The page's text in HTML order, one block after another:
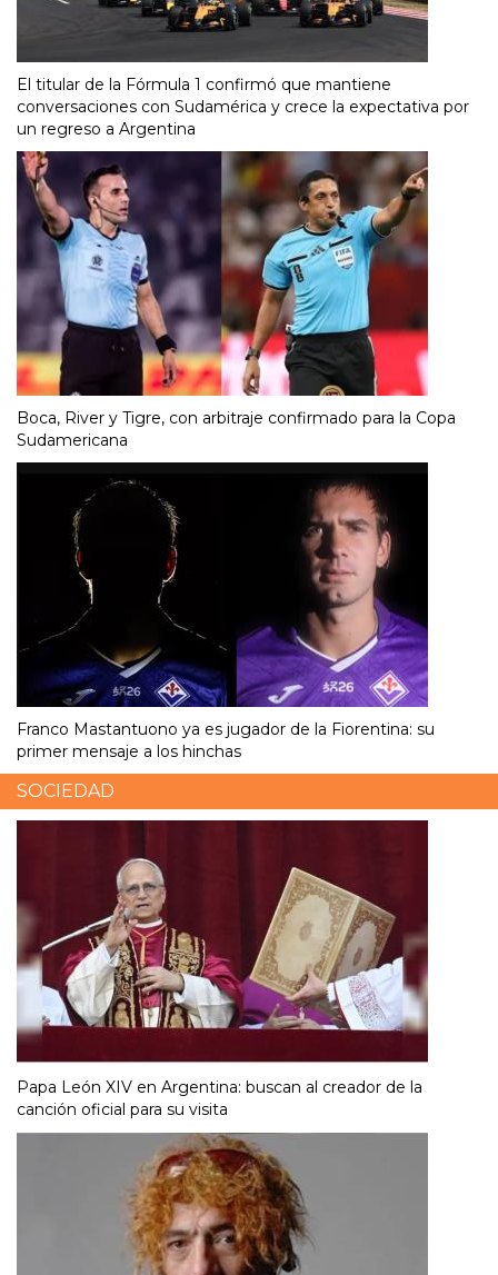
El titular de la Fórmula 1 confirmó que mantiene
conversaciones con Sudamérica y crece la expectativa por
un regreso a Argentina
Boca, River y Tigre, con arbitraje confirmado para la Copa
Sudamericana
Franco Mastantuono ya es jugador de la Fiorentina: su
primer mensaje a los hinchas
SOCIEDAD
Papa León XIV en Argentina: buscan al creador de la
canción oficial para su visita